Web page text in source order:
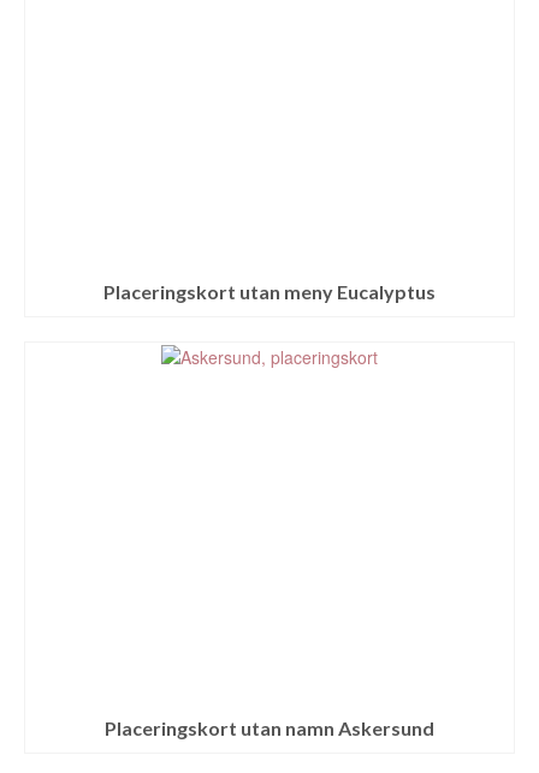
Placeringskort utan meny Eucalyptus
Placeringskort utan namn Askersund